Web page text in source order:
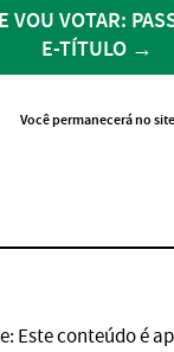
VOU VOTAR:
E-TÍTULO →
Você permanecerá no site
Este conteúdo é